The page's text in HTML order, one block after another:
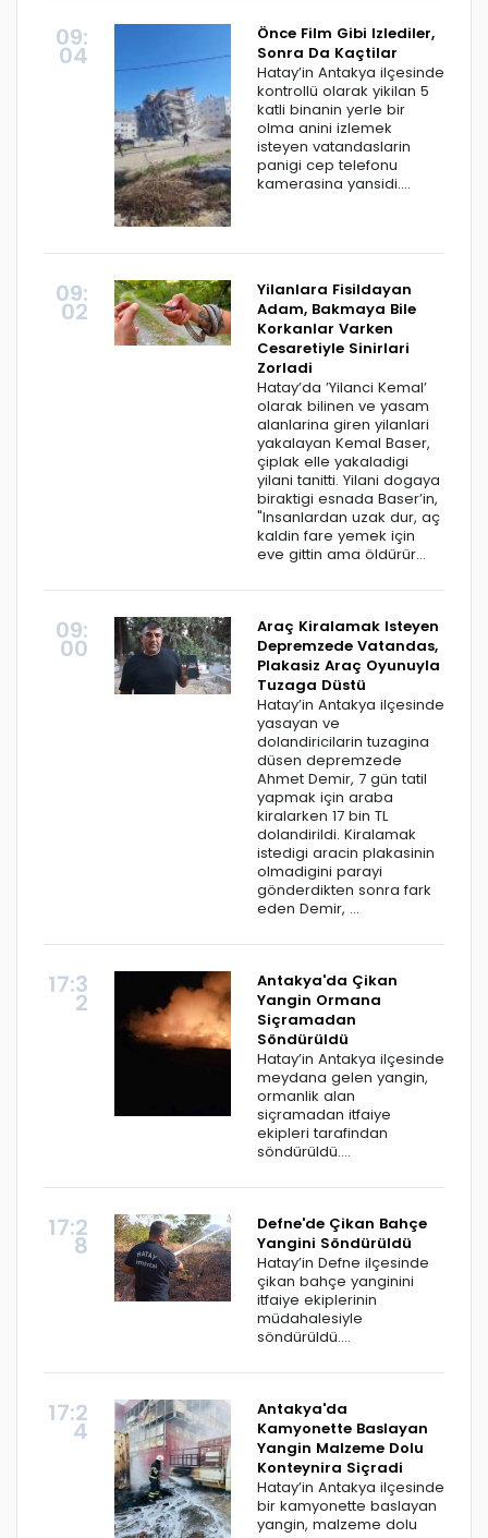
09:
04
Önce Film Gibi Izlediler,
Sonra Da Kaçtilar
Hatay’in Antakya ilçesinde
kontrollü olarak yikilan 5
katli binanin yerle bir
olma anini izlemek
isteyen vatandaslarin
panigi cep telefonu
kamerasina yansidi....
09:
02
Yilanlara Fisildayan
Adam, Bakmaya Bile
Korkanlar Varken
Cesaretiyle Sinirlari
Zorladi
Hatay’da ’Yilanci Kemal’
olarak bilinen ve yasam
alanlarina giren yilanlari
yakalayan Kemal Baser,
çiplak elle yakaladigi
yilani tanitti. Yilani dogaya
biraktigi esnada Baser’in,
"Insanlardan uzak dur, aç
kaldin fare yemek için
eve gittin ama öldürür...
09:
00
Araç Kiralamak Isteyen
Depremzede Vatandas,
Plakasiz Araç Oyunuyla
Tuzaga Düstü
Hatay’in Antakya ilçesinde
yasayan ve
dolandiricilarin tuzagina
düsen depremzede
Ahmet Demir, 7 gün tatil
yapmak için araba
kiralarken 17 bin TL
dolandirildi. Kiralamak
istedigi aracin plakasinin
olmadigini parayi
gönderdikten sonra fark
eden Demir, ...
17:3
2
Antakya'da Çikan
Yangin Ormana
Siçramadan
Söndürüldü
Hatay’in Antakya ilçesinde
meydana gelen yangin,
ormanlik alan
siçramadan itfaiye
ekipleri tarafindan
söndürüldü....
17:2
8
Defne'de Çikan Bahçe
Yangini Söndürüldü
Hatay’in Defne ilçesinde
çikan bahçe yanginini
itfaiye ekiplerinin
müdahalesiyle
söndürüldü....
17:2
4
Antakya'da
Kamyonette Baslayan
Yangin Malzeme Dolu
Konteynira Siçradi
Hatay’in Antakya ilçesinde
bir kamyonette baslayan
yangin, malzeme dolu